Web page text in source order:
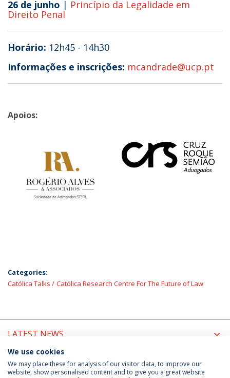
26 de junho | Princípio da Legalidade em
Direito Penal
Horário: 12h45 - 14h30
Informações e inscrições: mcandrade@ucp.pt
Apoios:
Categories:
Católica Talks
Católica Research Centre For The Future of Law
LATEST NEWS
UPCOMING EVENTS
We use cookies
We may place these for analysis of our visitor data, to improve our
website, show personalised content and to give you a great website